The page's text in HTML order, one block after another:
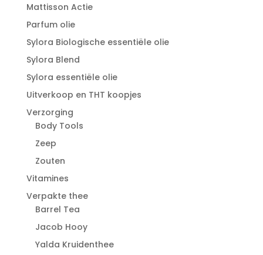
Mattisson Actie
Parfum olie
Sylora Biologische essentiële olie
Sylora Blend
Sylora essentiële olie
Uitverkoop en THT koopjes
Verzorging
Body Tools
Zeep
Zouten
Vitamines
Verpakte thee
Barrel Tea
Jacob Hooy
Yalda Kruidenthee